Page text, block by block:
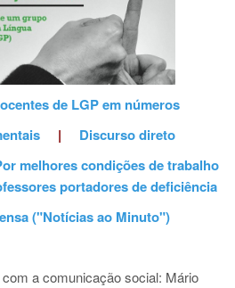
de LGP em números
|
Discurso direto
melhores condições de trabalho
portadores de deficiência
("Notícias ao Minuto")
a comunicação social: Mário